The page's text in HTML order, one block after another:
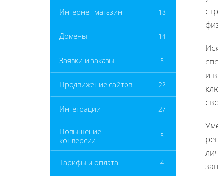
Интернет магазин 18
Домены 14
Заявки и заказы 5
Продвижение сайтов 22
Интеграции 27
Повышение
конверсии
5
Тарифы и оплата 4
и